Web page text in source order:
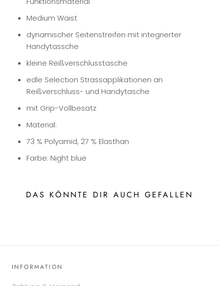
Medium Waist
dynamischer Seitenstreifen mit integrierter
Handytassche
kleine Reißverschlusstasche
edle Selection Strassapplikationen an
Reißverschluss- und Handytasche
mit Grip-Vollbesatz
Material:
73 % Polyamid, 27 % Elasthan
Farbe: Night blue
DAS KÖNNTE DIR AUCH GEFALLEN
INFORMATION